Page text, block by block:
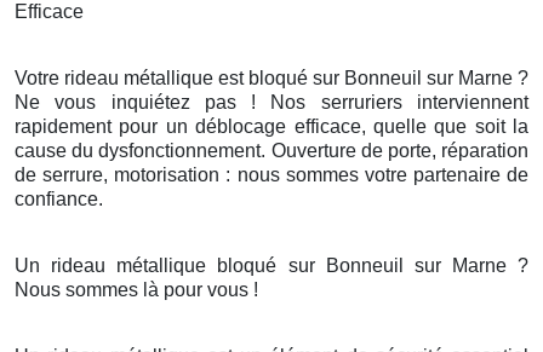
Efficace
Votre rideau métallique est bloqué sur Bonneuil sur Marne ?
Ne vous inquiétez pas ! Nos serruriers interviennent
rapidement pour un déblocage efficace, quelle que soit la
cause du dysfonctionnement. Ouverture de porte, réparation
de serrure, motorisation : nous sommes votre partenaire de
confiance.
Un rideau métallique bloqué sur Bonneuil sur Marne ?
Nous sommes là pour vous !